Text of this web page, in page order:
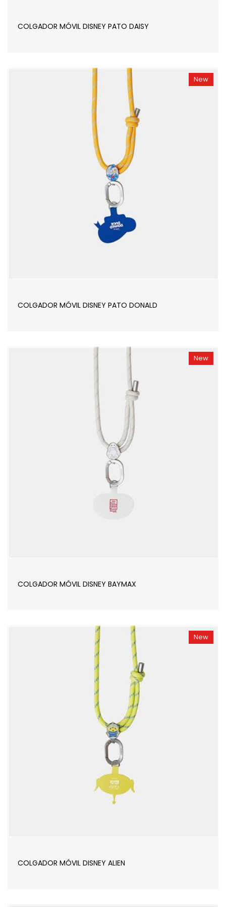
COLGADOR MÓVIL DISNEY PATO DAISY
New
COLGADOR MÓVIL DISNEY PATO DONALD
New
COLGADOR MÓVIL DISNEY BAYMAX
New
COLGADOR MÓVIL DISNEY ALIEN